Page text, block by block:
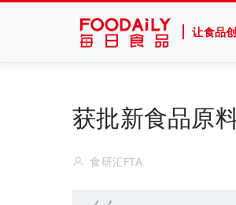
让食品
获批新食品原
食研汇FTA